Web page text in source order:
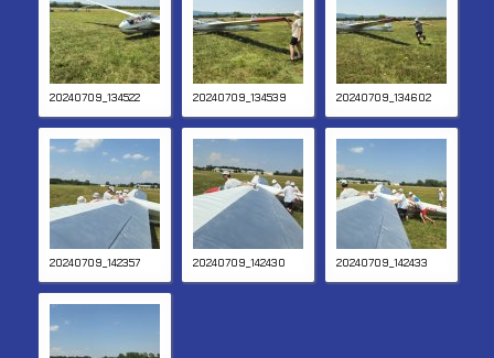
20240709_134522 20240709_134539 20240709_134602
20240709_142357 20240709_142430 20240709_142433